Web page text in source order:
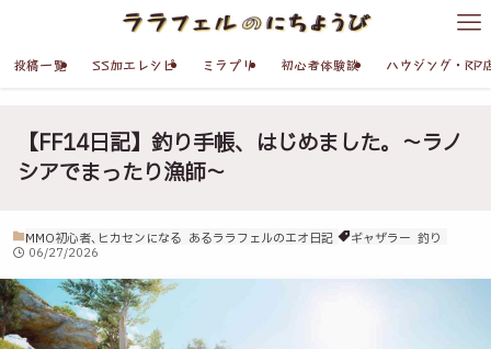
投稿一覧 SS加工レシピ ミラプリ 初心者体験談 ハウジング・RP
【FF14日記】釣り手帳、はじめました。～ラノ
シアでまったり漁師～
MMO初心者､ヒカセンになる あるララフェルのエオ日記 ギャザラー 釣り
06/27/2026